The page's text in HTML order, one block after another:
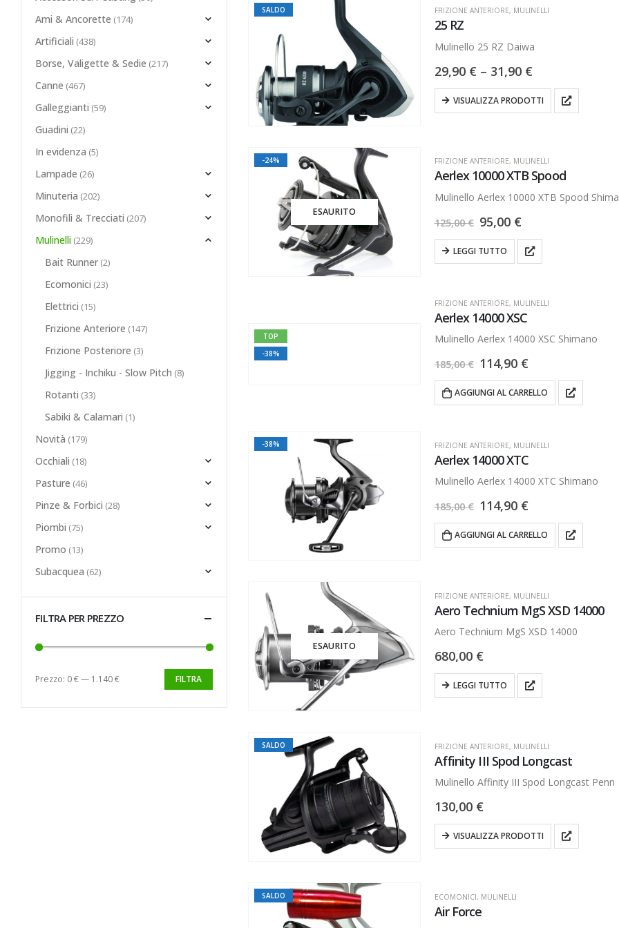
SALDO FRIZIONE ANTERIORE, MULINELLI
25 RZ
Mulinello 25 RZ Daiwa
29,90 €– 31,90 €
VISUALIZZA PRODOTTI
-24%
ESAURITO
FRIZIONE ANTERIORE, MULINELLI
Aerlex 10000 XTB Spood
Mulinello Aerlex 10000 XTB Spood
125,00€ 95,00 €
LEGGI TUTTO
TOP
-38%
FRIZIONE ANTERIORE, MULINELLI
Aerlex 14000 XSC
Mulinello Aerlex 14000 XSC Shimano
185,00€ 114,90 €
AGGIUNGI AL CARRELLO
-38% FRIZIONE ANTERIORE, MULINELLI
Aerlex 14000 XTC
Mulinello Aerlex 14000 XTC Shimano
185,00€ 114,90 €
AGGIUNGI AL CARRELLO
ESAURITO
FRIZIONE ANTERIORE, MULINELLI
Aero Technium MgS XSD 14000
Aero Technium MgS XSD 14000
680,00 €
LEGGI TUTTO
SALDO FRIZIONE ANTERIORE, MULINELLI
Affinity III Spod Longcast
Mulinello Affinity III Spod Longcast Penn
130,00 €
VISUALIZZA PRODOTTI
SALDO ECOMONICI, MULINELLI
Air Force
Ami & Ancorette (174)
Artificiali (438)
Borse, Valigette & Sedie (217)
Canne (467)
Galleggianti (59)
Guadini (22)
In evidenza (5)
Lampade (26)
Minuteria (202)
Monofili & Trecciati (207)
Mulinelli (229)
Bait Runner (2)
Ecomonici (23)
Elettrici (15)
Frizione Anteriore (147)
Frizione Posteriore (3)
Jigging - Inchiku - Slow Pitch (8)
Rotanti (33)
Sabiki & Calamari (1)
Novità (179)
Occhiali (18)
Pasture (46)
Pinze & Forbici (28)
Piombi (75)
Promo (13)
Subacquea (62)
FILTRA PER PREZZO
FILTRA
Prezzo: 0 €— 1.140 €